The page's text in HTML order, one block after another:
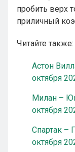
пробить верх
приличный
Читайте также:
Астон
октября
Милан –
октября
Спартак –
октября